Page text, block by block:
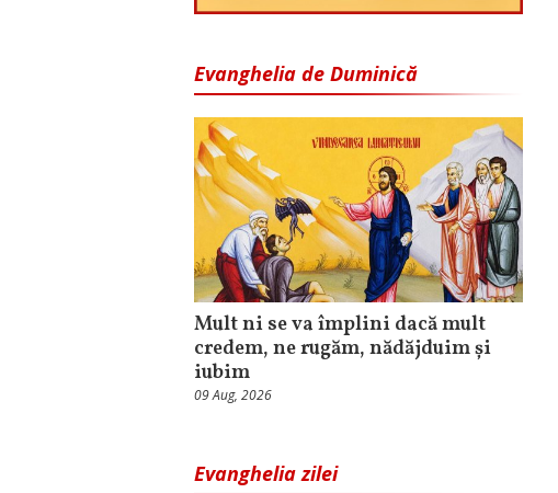
Evanghelia de Duminică
Mult ni se va împlini dacă mult
credem, ne rugăm, nădăjduim și
iubim
09 Aug, 2026
Evanghelia zilei